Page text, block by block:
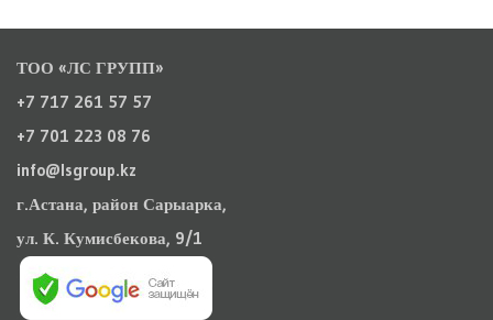
ТОО «ЛС ГРУПП»
+7 717 261 57 57
+7 701 223 08 76
info@lsgroup.kz
г.Астана, район Сарыарка,
ул. К. Кумисбекова, 9/1